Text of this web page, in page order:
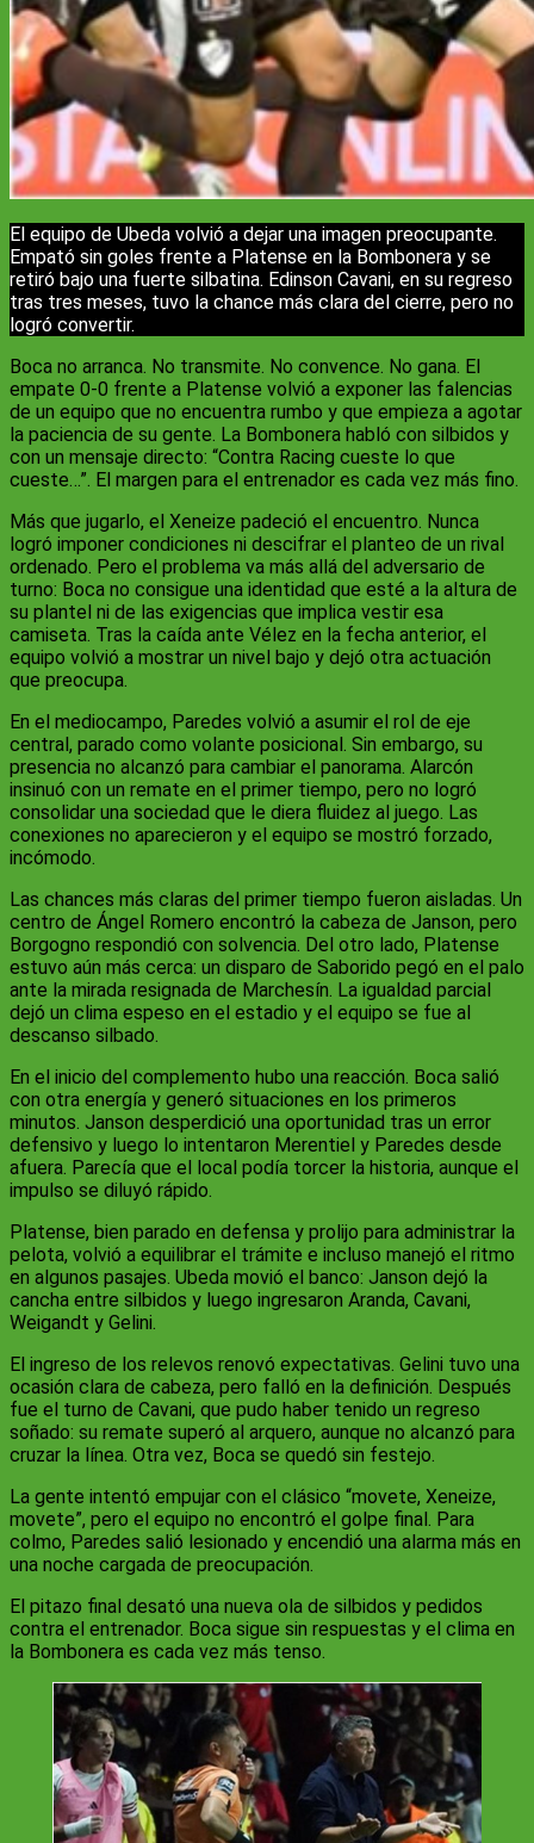
El equipo de Ubeda volvió a dejar una imagen preocupante.
Empató sin goles frente a Platense en la Bombonera y se
retiró bajo una fuerte silbatina. Edinson Cavani, en su regreso
tras tres meses, tuvo la chance más clara del cierre, pero no
logró convertir.
Boca no arranca. No transmite. No convence. No gana. El
empate 0-0 frente a Platense volvió a exponer las falencias
de un equipo que no encuentra rumbo y que empieza a agotar
la paciencia de su gente. La Bombonera habló con silbidos y
con un mensaje directo: “Contra Racing cueste lo que
cueste…”. El margen para el entrenador es cada vez más fino.
Más que jugarlo, el Xeneize padeció el encuentro. Nunca
logró imponer condiciones ni descifrar el planteo de un rival
ordenado. Pero el problema va más allá del adversario de
turno: Boca no consigue una identidad que esté a la altura de
su plantel ni de las exigencias que implica vestir esa
camiseta. Tras la caída ante Vélez en la fecha anterior, el
equipo volvió a mostrar un nivel bajo y dejó otra actuación
que preocupa.
En el mediocampo, Paredes volvió a asumir el rol de eje
central, parado como volante posicional. Sin embargo, su
presencia no alcanzó para cambiar el panorama. Alarcón
insinuó con un remate en el primer tiempo, pero no logró
consolidar una sociedad que le diera fluidez al juego. Las
conexiones no aparecieron y el equipo se mostró forzado,
incómodo.
Las chances más claras del primer tiempo fueron aisladas. Un
centro de Ángel Romero encontró la cabeza de Janson, pero
Borgogno respondió con solvencia. Del otro lado, Platense
estuvo aún más cerca: un disparo de Saborido pegó en el palo
ante la mirada resignada de Marchesín. La igualdad parcial
dejó un clima espeso en el estadio y el equipo se fue al
descanso silbado.
En el inicio del complemento hubo una reacción. Boca salió
con otra energía y generó situaciones en los primeros
minutos. Janson desperdició una oportunidad tras un error
defensivo y luego lo intentaron Merentiel y Paredes desde
afuera. Parecía que el local podía torcer la historia, aunque el
impulso se diluyó rápido.
Platense, bien parado en defensa y prolijo para administrar la
pelota, volvió a equilibrar el trámite e incluso manejó el ritmo
en algunos pasajes. Ubeda movió el banco: Janson dejó la
cancha entre silbidos y luego ingresaron Aranda, Cavani,
Weigandt y Gelini.
El ingreso de los relevos renovó expectativas. Gelini tuvo una
ocasión clara de cabeza, pero falló en la definición. Después
fue el turno de Cavani, que pudo haber tenido un regreso
soñado: su remate superó al arquero, aunque no alcanzó para
cruzar la línea. Otra vez, Boca se quedó sin festejo.
La gente intentó empujar con el clásico “movete, Xeneize,
movete”, pero el equipo no encontró el golpe final. Para
colmo, Paredes salió lesionado y encendió una alarma más en
una noche cargada de preocupación.
El pitazo final desató una nueva ola de silbidos y pedidos
contra el entrenador. Boca sigue sin respuestas y el clima en
la Bombonera es cada vez más tenso.